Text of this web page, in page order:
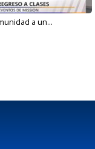
a un...